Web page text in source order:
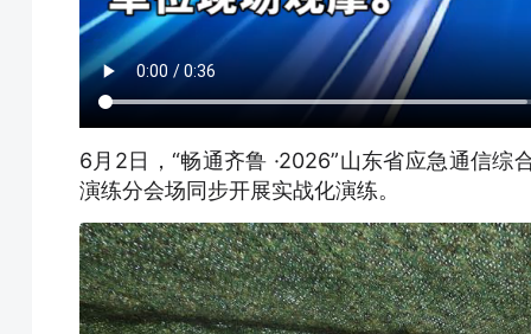
6月2日，“畅通齐鲁 ·2026”山东省应急通信
演练分会场同步开展实战化演练。